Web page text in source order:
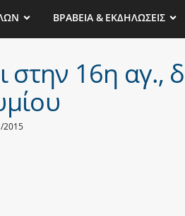
ΒΡΑΒΕΙΑ & ΕΚΔΗΛΩΣΕΙΣ
στην 16η αγ.,
2015